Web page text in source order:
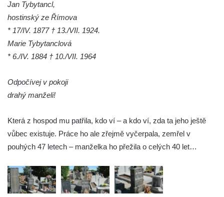
Hrob Františka Bürgera na hřbitově ve
Velešíně
Hrob Jana Františka Zítka na hřbitově ve
Velešíně
Hrob Bartoloměje Vavreyna na hřbitově ve
Velešíně
Velešíně
Hrob Jana Křtitele Mikyšky na hřbitově ve
Velešíně
Velešíně
Hrob rodiny Hamerníkovy na hřbitově ve
Jan Tybytancl,
hostinský ze Římova
* 17/IV. 1877 † 13./VII. 1924.
Marie Tybytanclová
* 6./IV. 1884 † 10./VII. 1964
Odpočívej v pokoji
drahý manželi!
Která z hospod mu patřila, kdo ví – a kdo ví, zda ta jeho ještě
vůbec existuje. Práce ho ale zřejmě vyčerpala, zemřel v
pouhých 47 letech – manželka ho přežila o celých 40 let…